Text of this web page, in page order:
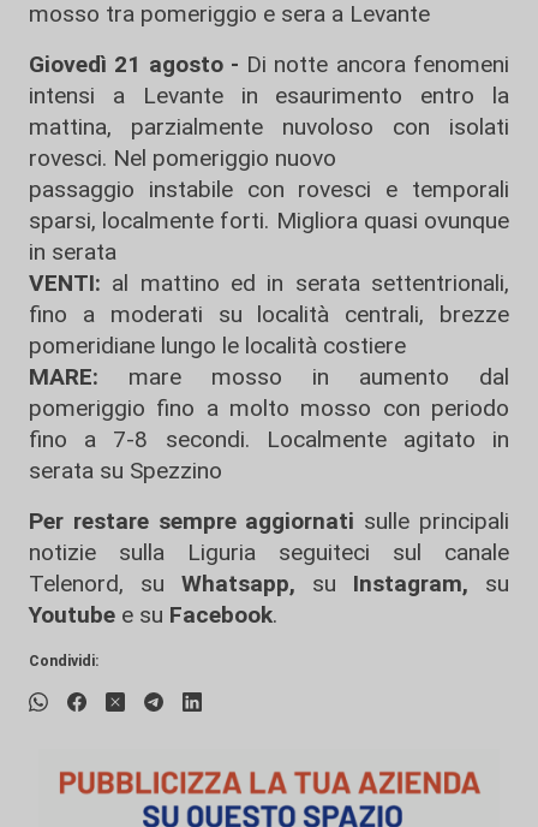
mosso tra pomeriggio e sera a Levante
Giovedì 21 agosto - Di notte ancora fenomeni
intensi a Levante in esaurimento entro la
mattina, parzialmente nuvoloso con isolati
rovesci. Nel pomeriggio nuovo
passaggio instabile con rovesci e temporali
sparsi, localmente forti. Migliora quasi ovunque
in serata
VENTI: al mattino ed in serata settentrionali,
fino a moderati su località centrali, brezze
pomeridiane lungo le località costiere
MARE: mare mosso in aumento dal
pomeriggio fino a molto mosso con periodo
fino a 7-8 secondi. Localmente agitato in
serata su Spezzino
Per restare sempre aggiornati sulle principali
notizie sulla Liguria seguiteci sul canale
Telenord, su
Whatsapp, su Instagram, su
Youtube e su Facebook.
Condividi: